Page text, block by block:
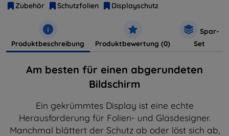
Zubehör
Schutzfolien Displayschutz
Produktbeschreibung Produktbewertung (0)
Spar-
Set
Am besten für einen abgerundeten
Bildschirm
Ein gekrümmtes Display ist eine echte
Herausforderung für Folien- und Glasdesigner.
Manchmal blättert der Schutz ab oder löst sich ab,